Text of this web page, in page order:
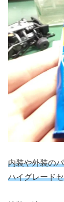
内装や外装の
ハイグレード